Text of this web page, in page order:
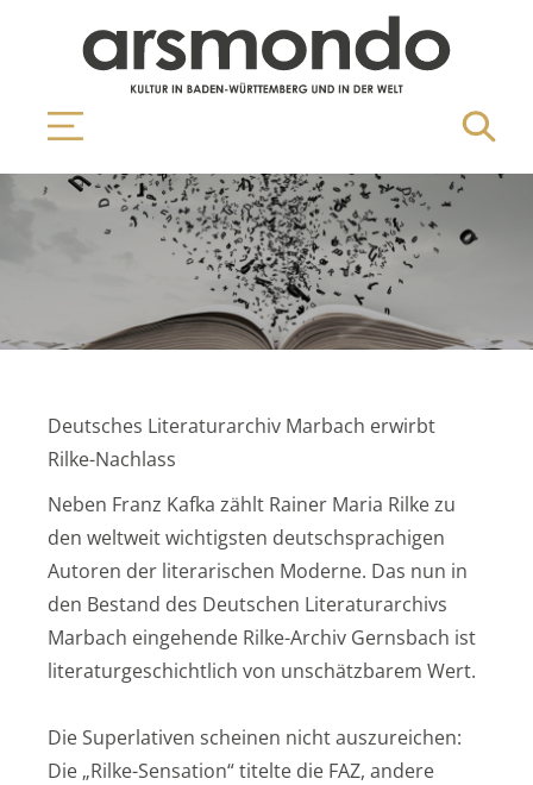
Deutsches Literaturarchiv Marbach erwirbt
Rilke-Nachlass
Neben Franz Kafka zählt Rainer Maria Rilke zu
den weltweit wichtigsten deutschsprachigen
Autoren der literarischen Moderne. Das nun in
den Bestand des Deutschen Literaturarchivs
Marbach eingehende Rilke-Archiv Gernsbach ist
literaturgeschichtlich von unschätzbarem Wert.
Die Superlativen scheinen nicht auszureichen:
Die „Rilke-Sensation“ titelte die FAZ, andere